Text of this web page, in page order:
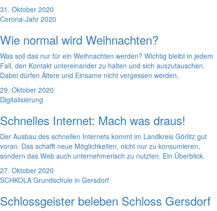
31. Oktober 2020
Corona-Jahr 2020
Wie normal wird Weihnachten?
Was soll das nur für ein Weihnachten werden? Wichtig bleibt in jedem
Fall, den Kontakt untereinander zu halten und sich auszutauschen.
Dabei dürfen Ältere und Einsame nicht vergessen werden,
29. Oktober 2020
Digitalisierung
Schnelles Internet: Mach was draus!
Der Ausbau des schnellen Internets kommt im Landkreis Görlitz gut
voran. Das schafft neue Möglichkeiten, nicht nur zu konsumieren,
sondern das Web auch unternehmerisch zu nutzten. Ein Überblick.
27. Oktober 2020
SCHKOLA Grundschule in Gersdorf
Schlossgeister beleben Schloss Gersdorf